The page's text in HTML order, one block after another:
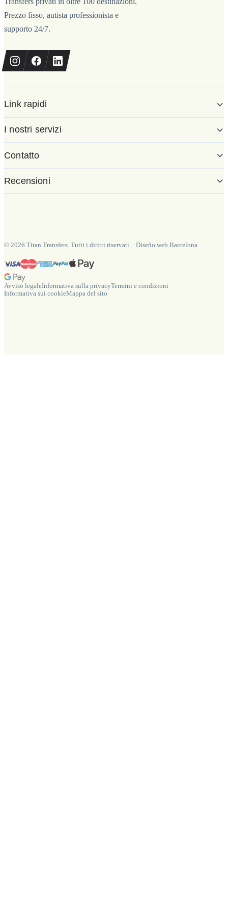
Prezzo fisso, autista professionista e
supporto 24/7.
Link rapidi
I nostri servizi
Contatto
Recensioni
© 2026 Titan Transfers. Tutti i diritti riservati. · Diseño web Barcelona
Avviso legaleInformativa sulla privacyTermini e condizioni
Informativa sui cookieMappa del sito